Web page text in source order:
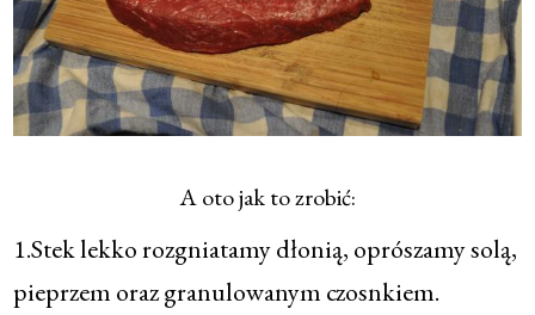
A oto jak to zrobić:
1.Stek lekko rozgniatamy dłonią, oprószamy solą,
pieprzem oraz granulowanym czosnkiem.